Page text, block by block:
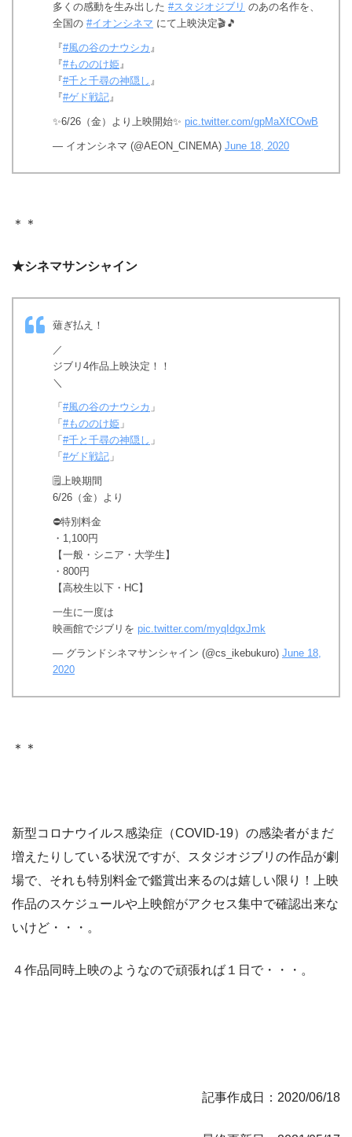
多くの感動を生み出した #スタジオジブリ のあの名作を、
全国の #イオンシネマ にて上映決定🎬🎵
『#風の谷のナウシカ 』
『#もののけ姫 』
『#千と千尋の神隠し 』
『#ゲド戦記』
✨6/26（金）より上映開始✨ pic.twitter.com/gpMaXfCOwB
— イオンシネマ (@AEON_CINEMA) June 18, 2020
＊＊
★シネマサンシャイン
薙ぎ払え！
／
ジブリ4作品上映決定！！
＼
「 #風の谷のナウシカ 」
「 #もののけ姫 」
「 #千と千尋の神隠し 」
「 #ゲド戦記 」
🗒️上映期間
6/26（金）より
⛔️特別料金
・1,100円
【一般・シニア・大学生】
・800円
【高校生以下・HC】
一生に一度は
映画館でジブリを pic.twitter.com/myqIdgxJmk
— グランドシネマサンシャイン (@cs_ikebukuro) June 18,
2020
＊＊
新型コロナウイルス感染症（COVID-19）の感染者がまだ
増えたりしている状況ですが、スタジオジブリの作品が劇
場で、それも特別料金で鑑賞出来るのは嬉しい限り！上映
作品のスケジュールや上映館がアクセス集中で確認出来な
いけど・・・。
４作品同時上映のようなので頑張れば１日で・・・。
記事作成日：2020/06/18